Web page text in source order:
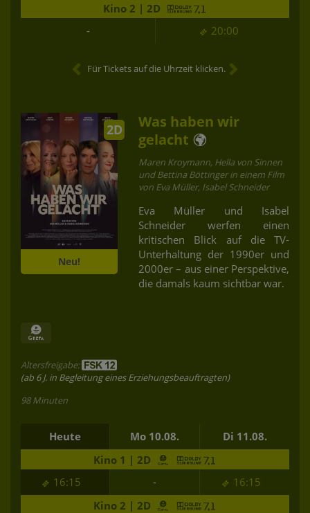
- 20:00
Kino 2 | 2D
Für Tickets auf die Uhrzeit klicken.
2D
Neu!
Was haben wir
gelacht
Maren Kroymann, Hella von Sinnen
und Bettina Böttinger in einem Film
von Eva Müller, Isabel Schneider
Eva Müller und Isabel
Schneider werfen einen
kritischen Blick auf die TV-
Unterhaltung der 1990er und
2000er – aus einer Perspektive,
die damals kaum sichtbar war.
Altersfreigabe:
(ab 6 J. in Begleitung eines Erziehungsbeauftragten)
98 Minuten
Heute Mo 10.08. Di 11.08.
16:15 - 16:15
Kino 1 | 2D
Kino 2 | 2D